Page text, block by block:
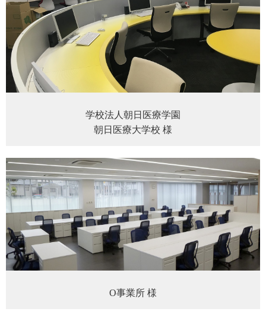
学校法人朝日医療学園
朝日医療大学校 様
O事業所 様